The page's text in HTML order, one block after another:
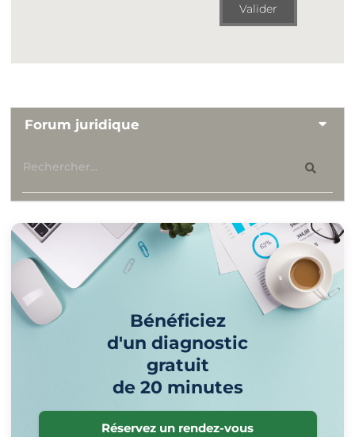
Valider
Forum juridique
Bénéficiez
d'un diagnostic
gratuit
de 20 minutes
Réservez un rendez-vous